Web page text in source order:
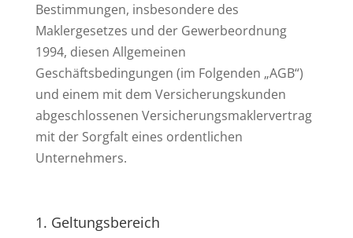
Bestimmungen, insbesondere des
Maklergesetzes und der Gewerbeordnung
1994, diesen Allgemeinen
Geschäftsbedingungen (im Folgenden „AGB“)
und einem mit dem Versicherungskunden
abgeschlossenen Versicherungsmaklervertrag
mit der Sorgfalt eines ordentlichen
Unternehmers.
1. Geltungsbereich